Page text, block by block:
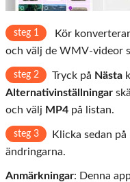
steg 1
Kör
och välj de WMV-videor
steg 2 Tryck på Nästa
Alternativinställningar
och välj MP4 på listan.
steg 3 Klicka sedan på
ändringarna.
Anmärkningar: Denna